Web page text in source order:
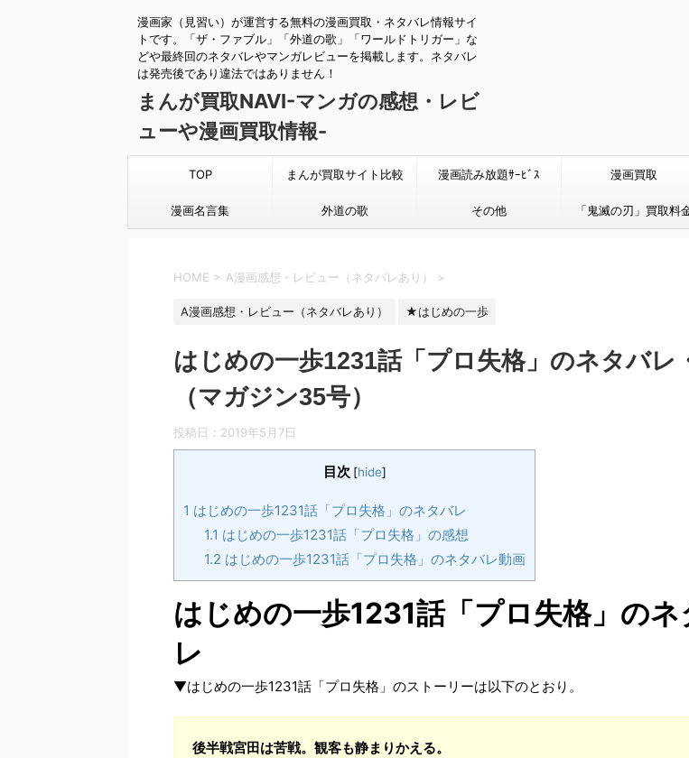
漫画家（見習い）が運営する無料の漫画買取・ネタバレ情報サイ
トです。「ザ・ファブル」「外道の歌」「ワールドトリガー」な
どや最終回のネタバレやマンガレビューを掲載します。ネタバレ
は発売後であり違法ではありません！
まんが買取NAVI-マンガの感想・レビ
ューや漫画買取情報-
TOP まんが買取サイト比較 漫画読み放題ｻｰﾋﾞｽ 漫画買取
漫画名言集 外道の歌 その他 「鬼滅の刃」買取料
HOME > A漫画感想・レビュー（ネタバレあり） >
A漫画感想・レビュー（ネタバレあり） ★はじめの一歩
はじめの一歩1231話「プロ失格」のネタバレ
（マガジン35号）
投稿日： 2019年5月7日
目次 [hide]
1 はじめの一歩1231話「プロ失格」のネタバレ
1.1 はじめの一歩1231話「プロ失格」の感想
1.2 はじめの一歩1231話「プロ失格」のネタバレ動画
はじめの一歩1231話「プロ失格」のネ
レ
▼はじめの一歩1231話「プロ失格」のストーリーは以下のとおり。
後半戦宮田は苦戦。観客も静まりかえる。